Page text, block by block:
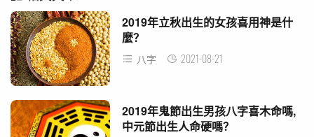
2019年立秋出生的女孩喜用神是什
麼？
八字 2021-08-21
2019年鬼節出生男孩八字喜木命嗎,
中元節出生人命硬嗎？